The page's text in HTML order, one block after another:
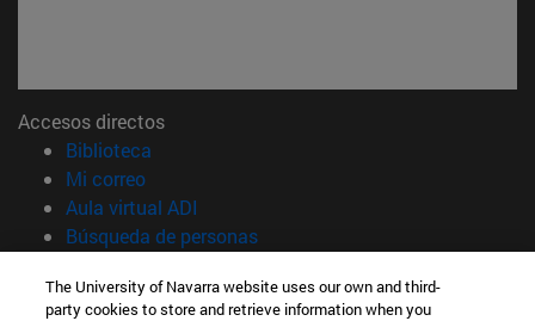
Accesos directos
Biblioteca
Mi correo(abre en nueva ventana)
Aula virtual ADI
Búsqueda de personas(abre en nueva ventana)
Información
The University of Navarra website uses our own and third-
party cookies to store and retrieve information when you